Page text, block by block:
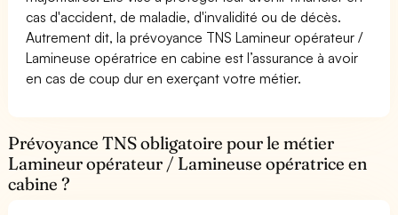
cas d'accident, de maladie, d'invalidité ou de décès.
Autrement dit, la prévoyance TNS Lamineur opérateur /
Lamineuse opératrice en cabine est l’assurance à avoir
en cas de coup dur en exerçant votre métier.
Prévoyance TNS obligatoire pour le métier
Lamineur opérateur / Lamineuse opératrice en
cabine ?